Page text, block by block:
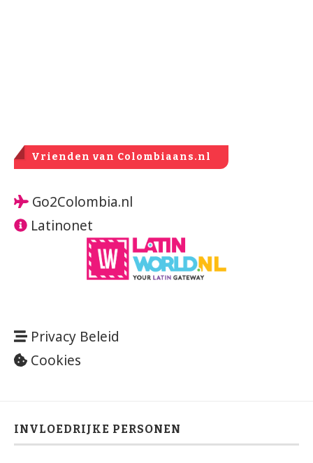
Vrienden van Colombiaans.nl
Go2Colombia.nl
Latinonet
Privacy Beleid
Cookies
INVLOEDRIJKE PERSONEN